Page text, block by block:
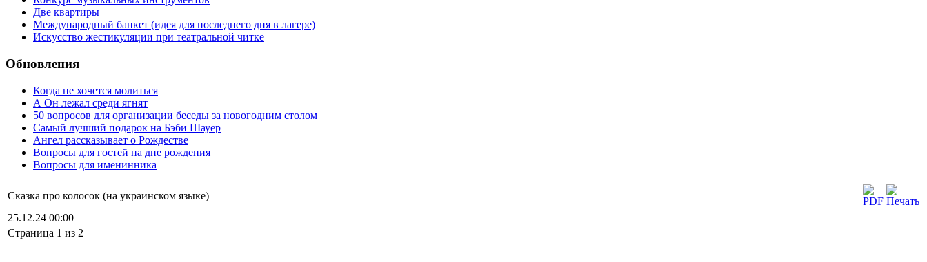
Две квартиры
Международный банкет (идея для последнего дня в лагере)
Искусство жестикуляции при театральной читке
Обновления
Когда не хочется молиться
А Он лежал среди ягнят
50 вопросов для организации беседы за новогодним столом
Самый лучший подарок на Бэби Шауер
Ангел рассказывает о Рождестве
Вопросы для гостей на дне рождения
Вопросы для именинника
Сказка про колосок (на украинском языке)
25.12.24 00:00
Cтраница 1 из 2